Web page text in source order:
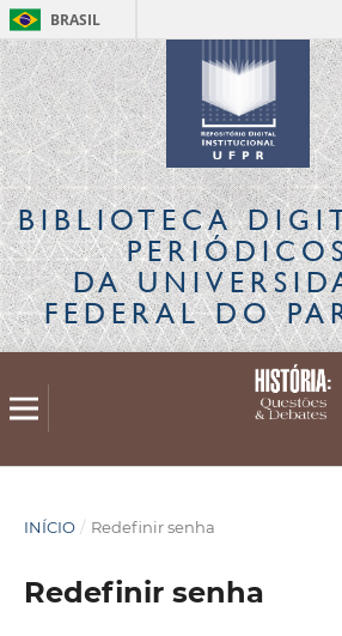
BRASIL
BIBLIOTECA
DA
FEDERAL DO
INÍCIO / Redefinir senha
Redefinir senha